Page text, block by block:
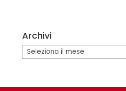
r
n
a
Archivi
Archivi